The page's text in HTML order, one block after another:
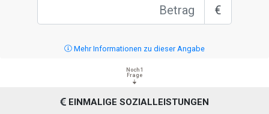
€
Mehr Informationen zu dieser Angabe
Noch 1
Frage
EINMALIGE SOZIALLEISTUNGEN